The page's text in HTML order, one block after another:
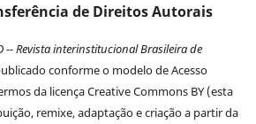
de Direitos Autorais
-- Revista interinstitucional Brasileira de
conforme o modelo de Acesso
da licença Creative Commons BY (esta
remixe, adaptação e criação a partir da